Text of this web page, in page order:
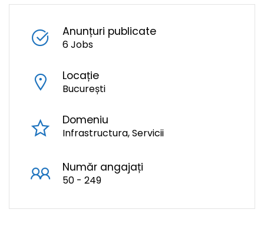
Anunțuri publicate
6 Jobs
Locație
București
Domeniu
Infrastructura Servicii
Număr angajați
50 - 249